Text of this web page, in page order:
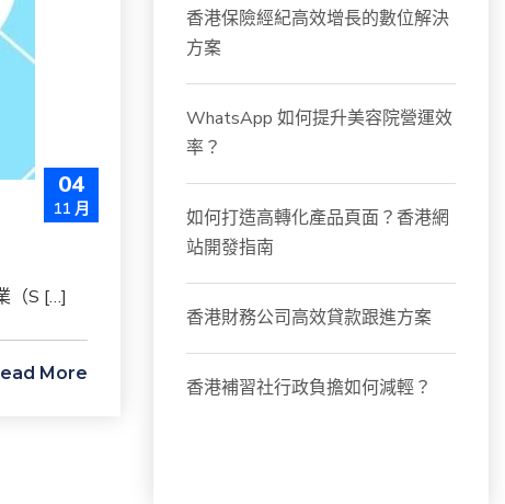
04
11 月
（S […]
More
香港保險經紀高效增長的數位解決
方案
WhatsApp 如何提升美容院營運效
率？
如何打造高轉化產品頁面？香港網
站開發指南
香港財務公司高效貸款跟進方案
香港補習社行政負擔如何減輕？